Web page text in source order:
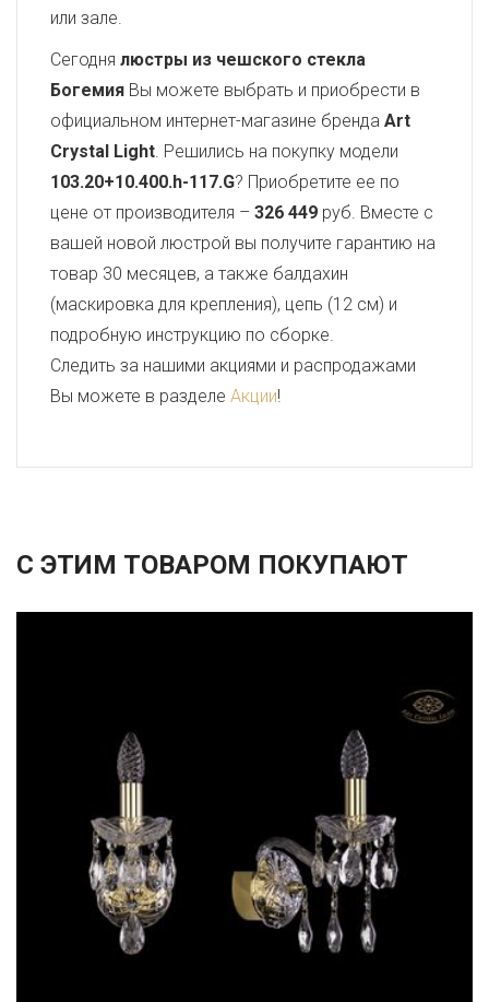
или зале.
Сегодня люстры из чешского стекла
Богемия Вы можете выбрать и приобрести в
официальном интернет-магазине бренда Art
Crystal Light. Решились на покупку модели
103.20+10.400.h-117.G? Приобретите ее по
цене от производителя – 326 449 руб. Вместе с
вашей новой люстрой вы получите гарантию на
товар 30 месяцев, а также балдахин
(маскировка для крепления), цепь (12 см) и
подробную инструкцию по сборке.
Следить за нашими акциями и распродажами
Вы можете в разделе Акции!
С ЭТИМ ТОВАРОМ ПОКУПАЮТ